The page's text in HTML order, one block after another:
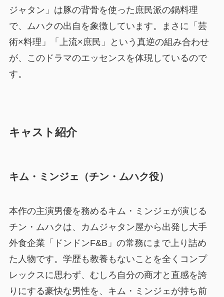
ジャタン」は豚の背骨を使った庶民派の鍋料理
で、ムハクの出自を象徴しています。まさに「芸
術×料理」「上流×庶民」という真逆の組み合わせ
が、このドラマのエッセンスを体現しているので
す。
キャスト紹介
キム・ミンジェ（チン・ムハク役）
本作の主演男優を務めるキム・ミンジェが演じる
チン・ムハクは、カムジャタン屋から出発し大手
外食企業「ドンドンF&B」の常務にまで上り詰め
た人物です。学歴も教養もないことを全くコンプ
レックスに思わず、むしろ自分の商才と直感を誇
りにする豪快な男性を、キム・ミンジェが持ち前